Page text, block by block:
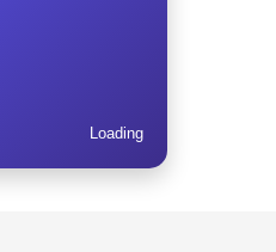
Loading